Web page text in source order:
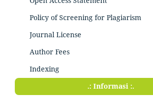
Policy of Screening for Plagiarism
Journal License
Author Fees
Indexing
.: Informasi :.